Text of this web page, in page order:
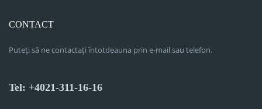
CONTACT
Puteți să ne contactați întotdeauna prin e-mail sau telefon.
Tel: +4021-311-16-16